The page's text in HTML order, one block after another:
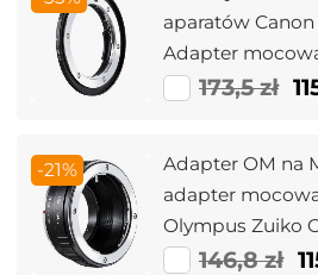
aparatów Canon
Adapter
Concept
173,5 zł
-21%
Adapter OM na
adapter
Olympus Zuiko
mocowaniem
146,8 zł